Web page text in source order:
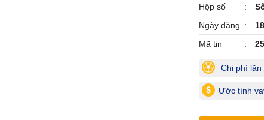
Hộp số
Ngày đăng
Mã tin
Chi phí lăn
Ước tính